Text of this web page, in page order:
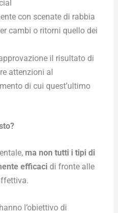
con scenate di rabbia
cambi o ritorni quello dei
il risultato di
attenzioni al
di cui quest’ultimo
ma non tutti i tipi di
efficacidi fronte alle
l’obiettivo di